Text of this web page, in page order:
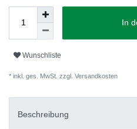
In
Wunschliste
* inkl. ges. MwSt. zzgl. Versandkosten
Beschreibung